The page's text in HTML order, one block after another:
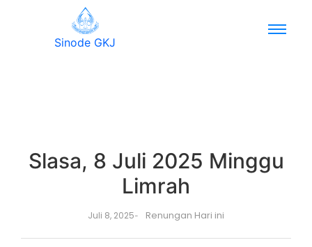
Sinode GKJ
Slasa, 8 Juli 2025 Minggu
Limrah
Juli 8, 2025- Renungan Hari ini